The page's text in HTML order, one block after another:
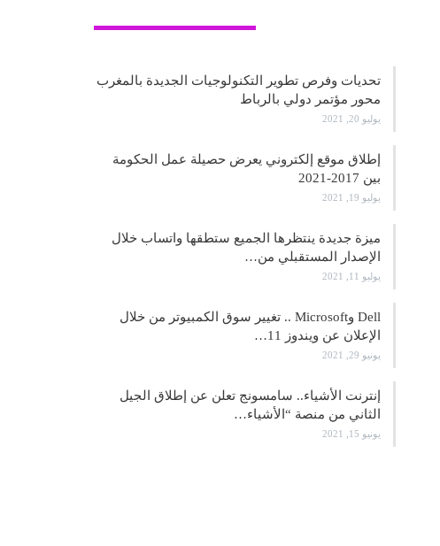
تحديات وفرص تطوير التكنولوجيات الجديدة بالمغرب
محور مؤتمر دولي بالرباط
يوليو 20, 2021
إطلاق موقع إلكتروني يعرض حصيلة عمل الحكومة
بين 2017-2021
يوليو 19, 2021
ميزة جديدة ينتظرها الجميع ستطقها واتساب خلال
الإصدار المستقبلي من…
يوليو 11, 2021
Dell وMicrosoft .. تغيير سوق الكمبيوتر من خلال
الإعلان عن ويندوز 11…
يونيو 29, 2021
إنترنت الأشياء.. سامسونج تعلن عن إطلاق الجيل
الثاني من منصة “الأشياء…
يونيو 15, 2021